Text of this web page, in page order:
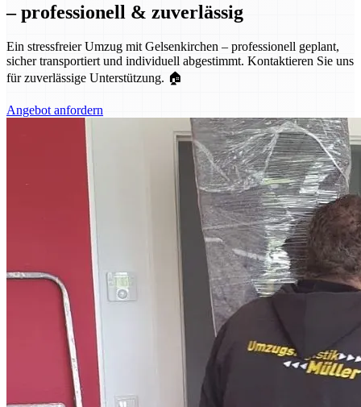
– professionell & zuverlässig
Ein stressfreier Umzug mit Gelsenkirchen – professionell geplant,
sicher transportiert und individuell abgestimmt. Kontaktieren Sie uns
für zuverlässige Unterstützung. 🏠
Angebot anfordern